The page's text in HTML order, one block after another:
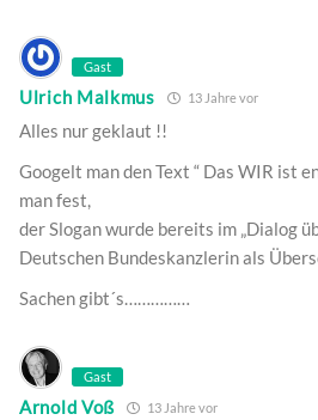
Gast
Ulrich Malkmus 13 Jahre vor
Alles nur geklaut !!
Googelt man den Text “ Das WIR ist
man fest,
der Slogan wurde bereits im „Dialog
Deutschen Bundeskanzlerin als
Sachen gibt´s……………
Gast
Arnold Voß 13 Jahre vor